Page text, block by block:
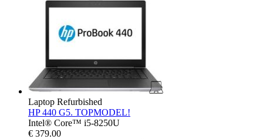
Laptop Refurbished
HP 440 G5. TOPMODEL!
Intel® Core™ i5-8250U
€ 379.00